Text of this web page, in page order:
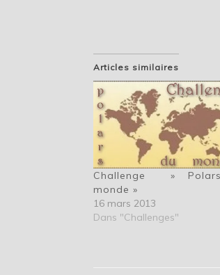
Articles similaires
Challenge »
monde »
16 mars 2013
Dans "Challenges"